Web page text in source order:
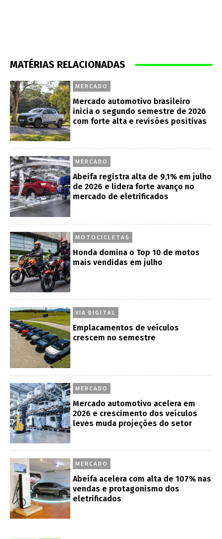
MATÉRIAS RELACIONADAS
MERCADO
Mercado automotivo brasileiro
inicia o segundo semestre de 2026
com forte alta e revisões positivas
MERCADO
Abeifa registra alta de 9,1% em julho
de 2026 e lidera forte avanço no
mercado de eletrificados
MOTOCICLETAS
Honda domina o Top 10 de motos
mais vendidas em julho
VIA DIGITAL
Emplacamentos de veículos
crescem no semestre
MERCADO
Mercado automotivo acelera em
2026 e crescimento dos veículos
leves muda projeções do setor
MERCADO
Abeifa acelera com alta de 107% nas
vendas e protagonismo dos
eletrificados